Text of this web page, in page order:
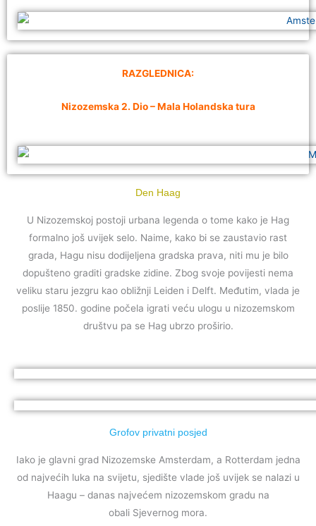
RAZGLEDNICA:
Nizozemska 2. Dio – Mala Holandska tura
Den Haag
U Nizozemskoj postoji urbana legenda o tome kako je Hag
formalno još uvijek selo. Naime, kako bi se zaustavio rast
grada, Hagu nisu dodijeljena gradska prava, niti mu je bilo
dopušteno graditi gradske zidine. Zbog svoje povijesti nema
veliku staru jezgru kao obližnji Leiden i Delft. Međutim, vlada je
poslije 1850. godine počela igrati veću ulogu u nizozemskom
društvu pa se Hag ubrzo proširio.
Grofov privatni posjed
Iako je glavni grad Nizozemske Amsterdam, a Rotterdam jedna
od najvećih luka na svijetu, sjedište vlade još uvijek se nalazi u
Haagu – danas najvećem nizozemskom gradu na
obali Sjevernog mora.